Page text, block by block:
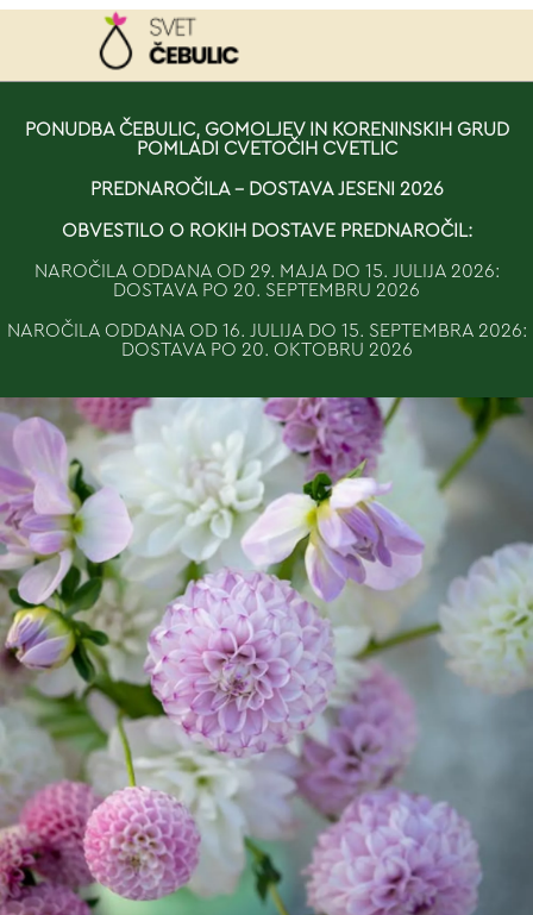
VAŠA KOŠARICA JE
PONUDBA ČEBULIC, GOMOLJEV IN KORENINSKIH GRUD
POMLADI CVETOČIH CVETLIC
PREDNAROČILA - DOSTAVA JESENI 2026
OBVESTILO O ROKIH DOSTAVE PREDNAROČIL:
NAROČILA ODDANA OD 29. MAJA DO 15. JULIJA 2026:
DOSTAVA PO 20. SEPTEMBRU 2026
NAROČILA ODDANA OD 16. JULIJA DO 15. SEPTEMBRA 2026:
DOSTAVA PO 20. OKTOBRU 2026